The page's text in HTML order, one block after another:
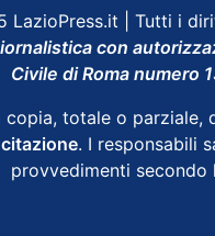
LazioPress.it | Tutti i
con
Civile di Roma numero
copia, totale o parziale,
. I responsabili
provvedimenti secondo